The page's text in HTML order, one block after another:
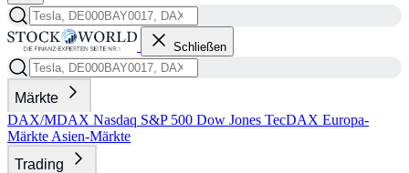
Schließen
Märkte
DAX/MDAX Nasdaq S&P 500 Dow Jones TecDAX Europa-
Märkte Asien-Märkte
Trading